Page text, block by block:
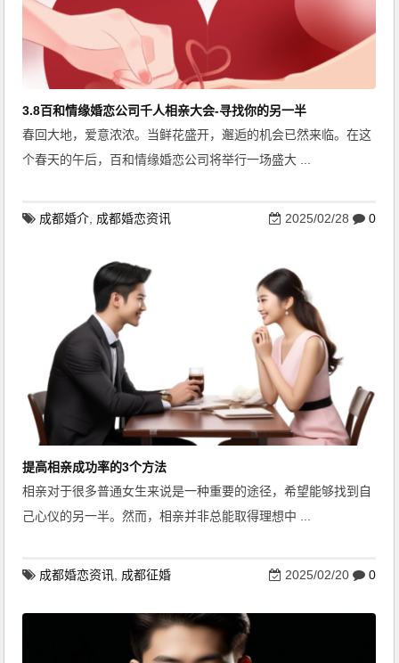
3.8百和情缘婚恋公司千人相亲大会-寻找你的另一半
春回大地，爱意浓浓。当鲜花盛开，邂逅的机会已然来临。在这
个春天的午后，百和情缘婚恋公司将举行一场盛大 ...
成都婚介 成都婚恋资讯 2025/02/28 0
提高相亲成功率的3个方法
相亲对于很多普通女生来说是一种重要的途径，希望能够找到自
己心仪的另一半。然而，相亲并非总能取得理想中 ...
成都婚恋资讯 成都征婚 2025/02/20 0